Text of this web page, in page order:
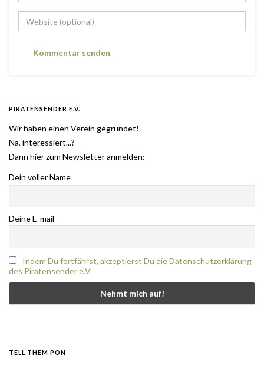
PIRATENSENDER E.V.
Wir haben einen Verein gegründet!
Na, interessiert...?
Dann hier zum Newsletter anmelden:
Dein voller Name
Deine E-mail
Indem Du fortfährst, akzeptierst Du die Datenschutzerklärung
des Piratensender e.V.
TELL THEM PON